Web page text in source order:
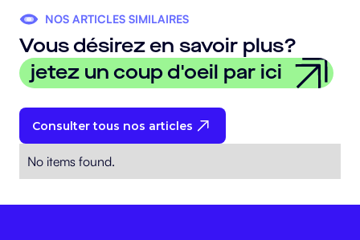
NOS ARTICLES SIMILAIRES
Vous désirez en savoir plus?
jetez un coup d'oeil par ici
Consulter tous nos articles
No items found.